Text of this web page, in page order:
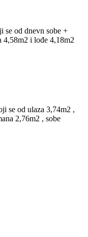
se od dnevn sobe +
4,58m2 i lođe 4,18m2
se od ulaza 3,74m2 ,
2,76m2 , sobe